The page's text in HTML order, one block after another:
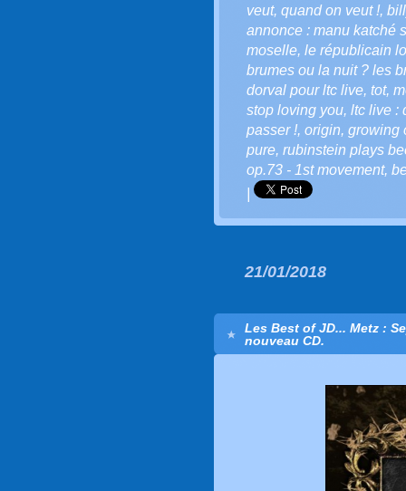
veut, quand on veut !,
annonce : manu katché
moselle, le républicain
brumes ou la nuit ? les
dorval pour ltc live, tot,
stop loving you, ltc live :
passer !, origin, growing
pure, rubinstein plays
op.73 - 1st movement,
21/01/2018
Les Best of JD... Metz :
nouveau CD.